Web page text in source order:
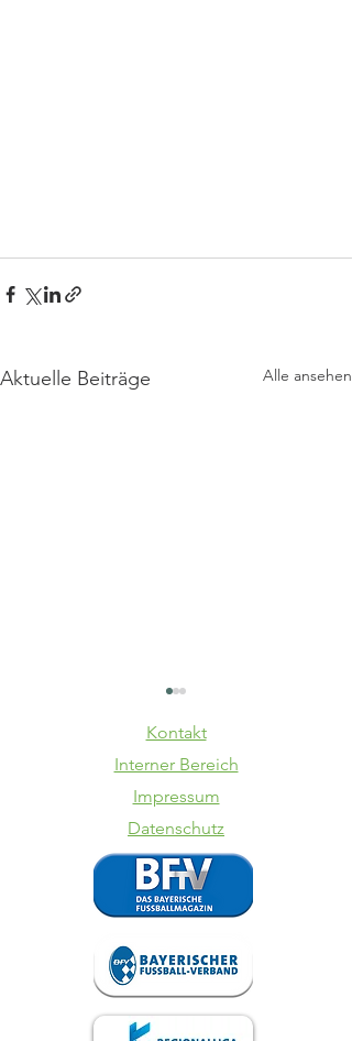
Aktuelle Beiträge Alle ansehen
TSV
Schwaben
Augsburg -
VfB
Kontakt
Interner Bereich
Impressum
Datenschutz